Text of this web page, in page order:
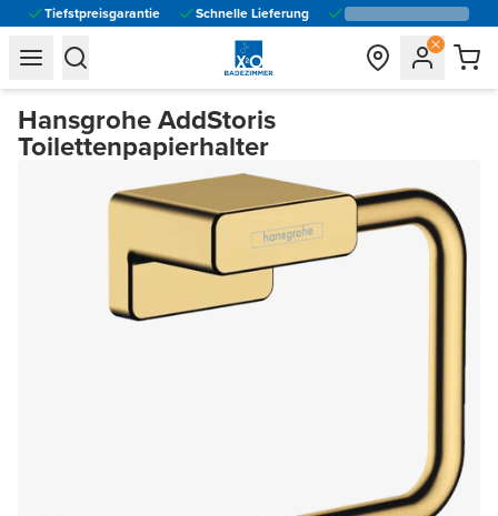
Tiefstpreisgarantie Schnelle Lieferung
general.navigation.toggle_menu.label
general.navigation.toggle_menu.label
Hansgrohe AddStoris
Toilettenpapierhalter